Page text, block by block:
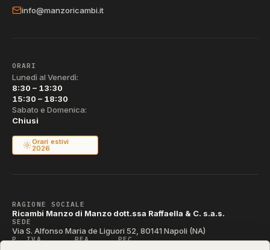
info@manzoricambi.it
ORARI
Lunedì al Venerdì:
8:30 – 13:30
15:30 – 18:30
Sabato e Domenica:
Chiusi
Orari estivi
2026
RAGIONE SOCIALE
Ricambi Manzo di Manzo dott.ssa Raffaella & C. s.a.s.
SEDE
Via S. Alfonso Maria de Liguori 52, 80141 Napoli (NA)
P. IVA REA PEC